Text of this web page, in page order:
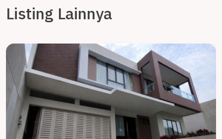
Listing Lainnya